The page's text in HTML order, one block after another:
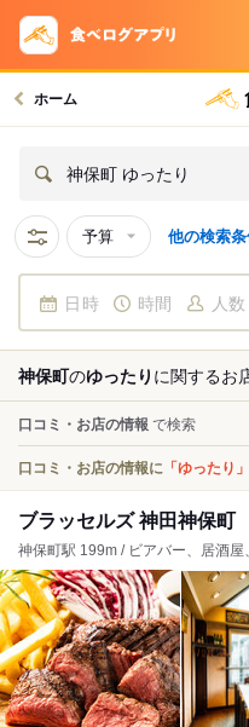
ホーム
神保町 ゆったり
予算 他の検索
日時 時間 人数
神保町のゆったり に関するお
口コミ・お店の情報 で検索
口コミ・お店の情報に 「ゆったり」
ブラッセルズ 神田神保町
神保町駅 199m / ビアバー、居酒屋